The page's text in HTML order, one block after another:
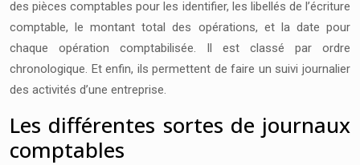
des pièces comptables pour les identifier, les libellés de l’écriture
comptable, le montant total des opérations, et la date pour
chaque opération comptabilisée. Il est classé par ordre
chronologique. Et enfin, ils permettent de faire un suivi journalier
des activités d’une entreprise.
Les différentes sortes de journaux
comptables